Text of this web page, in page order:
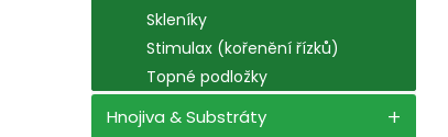
Skleníky
Stimulax (kořenění řízků)
Topné podložky
Hnojiva & Substráty